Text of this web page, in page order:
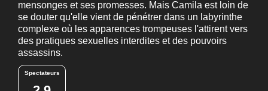
mensonges et ses promesses. Mais Camila est loin de
se douter qu'elle vient de pénétrer dans un labyrinthe
complexe où les apparences trompeuses l'attirent vers
des pratiques sexuelles interdites et des pouvoirs
assassins.
Spectateurs